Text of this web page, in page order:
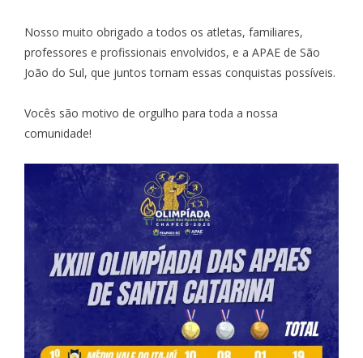
Nosso muito obrigado a todos os atletas, familiares,
professores e profissionais envolvidos, e a APAE de São
João do Sul, que juntos tornam essas conquistas possíveis.
Vocês são motivo de orgulho para toda a nossa
comunidade!